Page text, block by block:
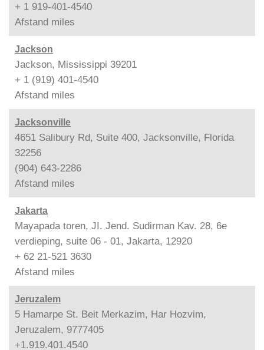
+ 1 919-401-4540
Afstand miles
Jackson
Jackson, Mississippi 39201
+ 1 (919) 401-4540
Afstand miles
Jacksonville
4651 Salibury Rd, Suite 400, Jacksonville, Florida
32256
(904) 643-2286
Afstand miles
Jakarta
Mayapada toren, JI. Jend. Sudirman Kav. 28, 6e
verdieping, suite 06 - 01, Jakarta, 12920
+ 62 21-521 3630
Afstand miles
Jeruzalem
5 Hamarpe St. Beit Merkazim, Har Hozvim,
Jeruzalem, 9777405
+1.919.401.4540